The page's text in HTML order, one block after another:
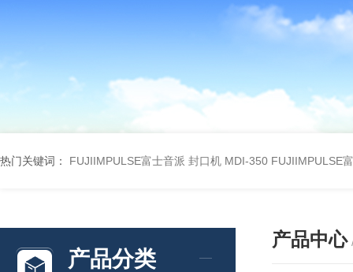
热门关键词： FUJIIMPULSE富士音派 封口机 MDI-350 FUJIIMPULSE
产品分类
产品中心